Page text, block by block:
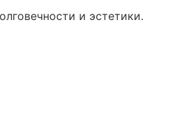
и эстетики.